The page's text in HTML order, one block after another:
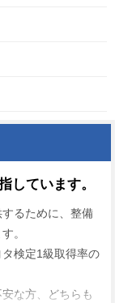
しています。
るために、整備
。
検定1級取得率の
な方、どちらも